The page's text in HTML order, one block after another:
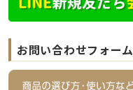
お問い合わせフォーム